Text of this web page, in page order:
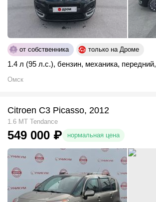
от собственника только на Дроме
1.4 л (95 л.с.), бензин, механика, передний,
Омск
Citroen C3 Picasso, 2012
1.6 MT Tendance
549 000 ₽ нормальная цена